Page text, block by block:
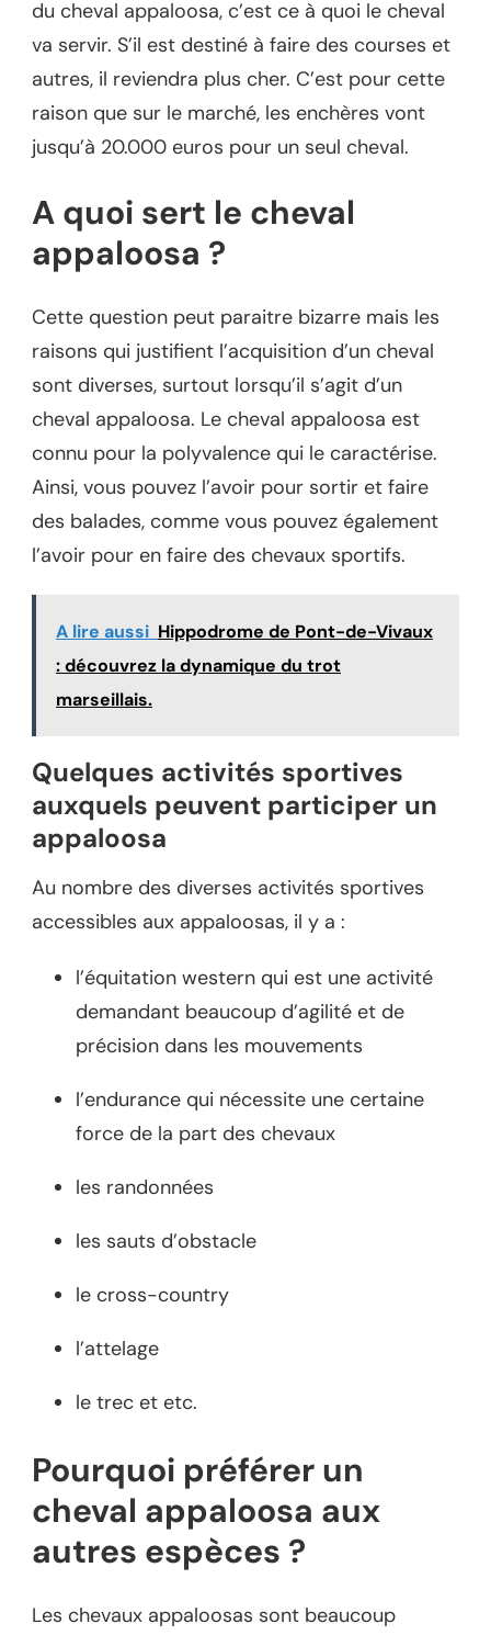
du cheval appaloosa, c’est ce à quoi le cheval
va servir. S’il est destiné à faire des courses et
autres, il reviendra plus cher. C’est pour cette
raison que sur le marché, les enchères vont
jusqu’à 20.000 euros pour un seul cheval.
A quoi sert le cheval
appaloosa ?
Cette question peut paraitre bizarre mais les
raisons qui justifient l’acquisition d’un cheval
sont diverses, surtout lorsqu’il s’agit d’un
cheval appaloosa. Le cheval appaloosa est
connu pour la polyvalence qui le caractérise.
Ainsi, vous pouvez l’avoir pour sortir et faire
des balades, comme vous pouvez également
l’avoir pour en faire des chevaux sportifs.
A lire aussi Hippodrome de Pont-de-Vivaux
: découvrez la dynamique du trot
marseillais.
Quelques activités sportives
auxquels peuvent participer un
appaloosa
Au nombre des diverses activités sportives
accessibles aux appaloosas, il y a :
l’équitation western qui est une activité
demandant beaucoup d’agilité et de
précision dans les mouvements
l’endurance qui nécessite une certaine
force de la part des chevaux
les randonnées
les sauts d’obstacle
le cross-country
l’attelage
le trec et etc.
Pourquoi préférer un
cheval appaloosa aux
autres espèces ?
Les chevaux appaloosas sont beaucoup